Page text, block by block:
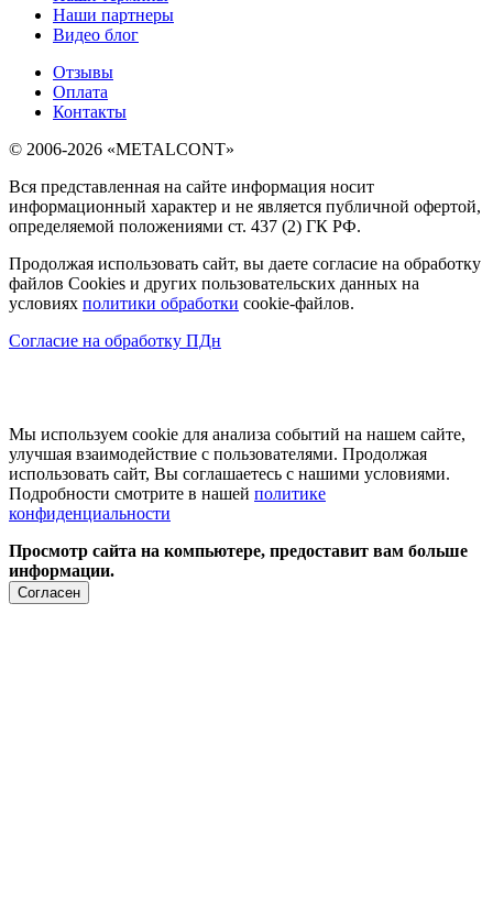
Наши партнеры
Видео блог
Отзывы
Оплата
Контакты
© 2006-2026 «METALCONT»
Вся представленная на сайте информация носит
информационный характер и не является публичной офертой,
определяемой положениями ст. 437 (2) ГК РФ.
Продолжая использовать сайт, вы даете согласие на обработку
файлов Cookies и других пользовательских данных на
условиях политики обработки cookie-файлов.
Согласие на обработку ПДн
Мы используем cookie для анализа событий на нашем сайте,
улучшая взаимодействие с пользователями. Продолжая
использовать сайт, Вы соглашаетесь с нашими условиями.
Подробности смотрите в нашей политике
конфиденциальности
Просмотр сайта на компьютере, предоставит вам больше
информации.
Согласен